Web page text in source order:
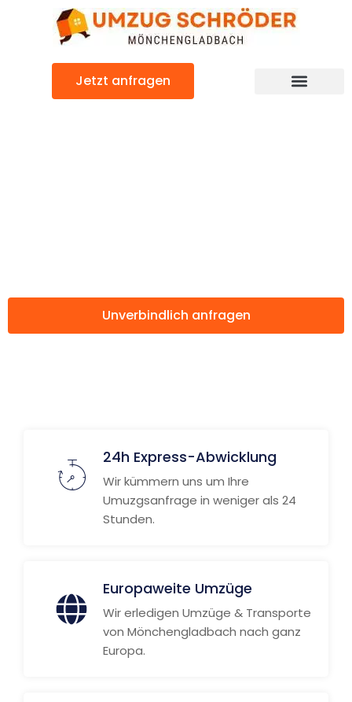
Jetzt anfragen
Unverbindlich anfragen
24h Express-Abwicklung
Wir kümmern uns um Ihre
Umuzgsanfrage in weniger als 24
Stunden.
Europaweite Umzüge
Wir erledigen Umzüge & Transporte
von Mönchengladbach nach ganz
Europa.